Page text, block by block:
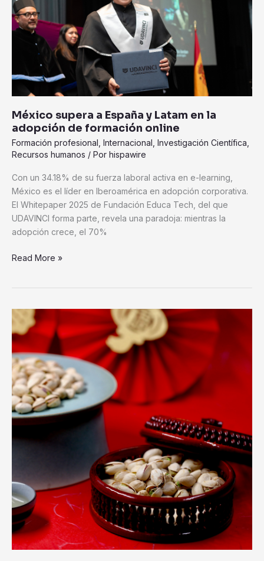
México supera a España y Latam en la
adopción de formación online
Formación profesional Internacional Investigación Científica
Recursos humanos / Por hispawire
Con un 34.18% de su fuerza laboral activa en e-learning,
México es el líder en Iberoamérica en adopción corporativa.
El Whitepaper 2025 de Fundación Educa Tech, del que
UDAVINCI forma parte, revela una paradoja: mientras la
adopción crece, el 70%
Latam
en
formación
online
Read More »
Snacks
inteligentes:
frutos
secos
contra
el
síndrome
metabólico